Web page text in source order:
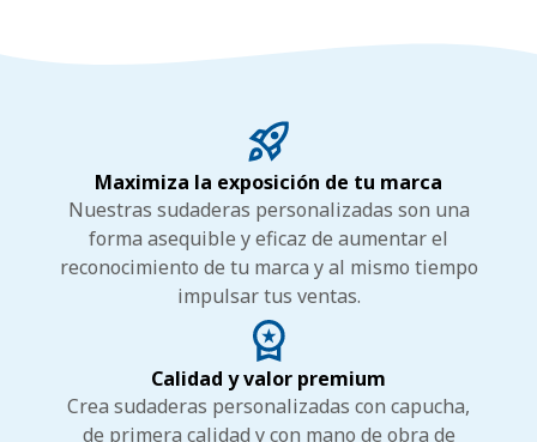
Maximiza la exposición de tu marca
Nuestras sudaderas personalizadas son una
forma asequible y eficaz de aumentar el
reconocimiento de tu marca y al mismo tiempo
impulsar tus ventas.
Calidad y valor premium
Crea sudaderas personalizadas con capucha,
de primera calidad y con mano de obra de